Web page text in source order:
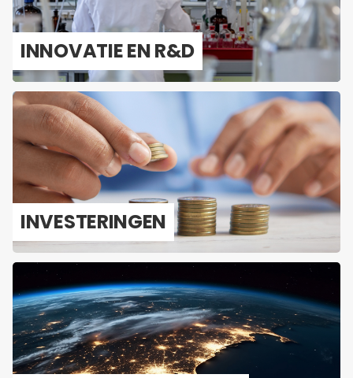
IN­NO­VA­TIE EN R&D
IN­VES­TE­RIN­GEN